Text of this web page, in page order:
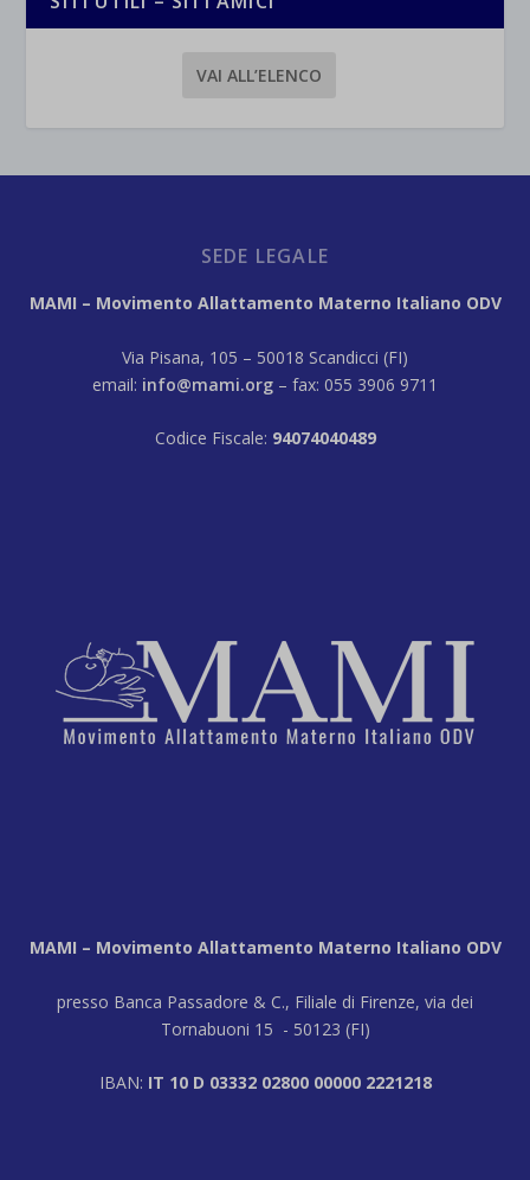
VAI ALL’ELENCO
SEDE LEGALE
MAMI – Movimento Allattamento Materno Italiano ODV
Via Pisana, 105 – 50018 Scandicci (FI)
email: info@mami.org – fax: 055 3906 9711
Codice Fiscale: 94074040489
MAMI – Movimento Allattamento Materno Italiano ODV
presso Banca Passadore & C., Filiale di Firenze, via dei
Tornabuoni 15 - 50123 (FI)
IBAN: IT 10 D 03332 02800 00000 2221218